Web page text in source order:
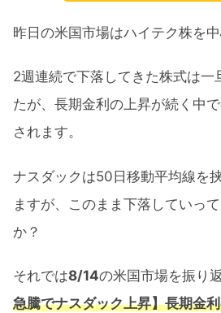
昨日の米国市場はハイテク株を中
2週連続で下落してきた株式は一
たが、長期金利の上昇が続く中
されます。
ナスダックは50日移動平均線を
ますが、このまま下落していっ
か？
それでは8/14の米国市場を振り返
急騰でナスダック上昇】長期金